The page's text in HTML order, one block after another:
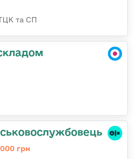
та СП
грн